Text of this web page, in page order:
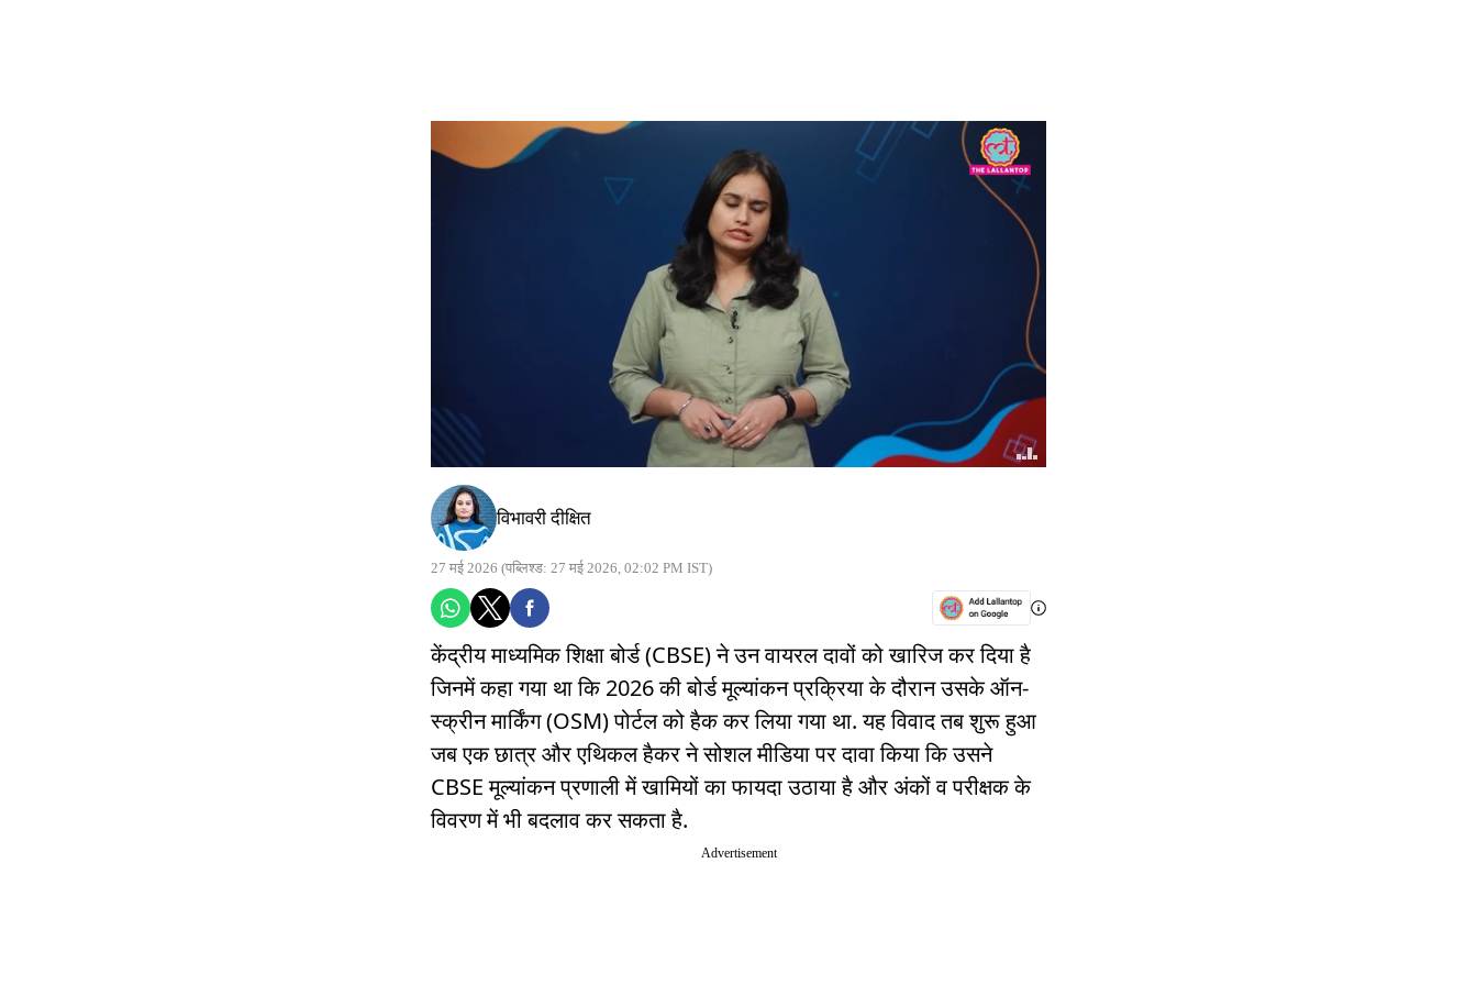
विभावरी दीक्षित
27 मई 2026 (पब्लिश्ड: 27 मई 2026, 02:02 PM IST)
केंद्रीय माध्यमिक शिक्षा बोर्ड (CBSE) ने उन वायरल दावों को खारिज कर दिया है
जिनमें कहा गया था कि 2026 की बोर्ड मूल्यांकन प्रक्रिया के दौरान उसके ऑन-
स्क्रीन मार्किंग (OSM) पोर्टल को हैक कर लिया गया था. यह विवाद तब शुरू हुआ
जब एक छात्र और एथिकल हैकर ने सोशल मीडिया पर दावा किया कि उसने
CBSE मूल्यांकन प्रणाली में खामियों का फायदा उठाया है और अंकों व परीक्षक के
विवरण में भी बदलाव कर सकता है.
Advertisement